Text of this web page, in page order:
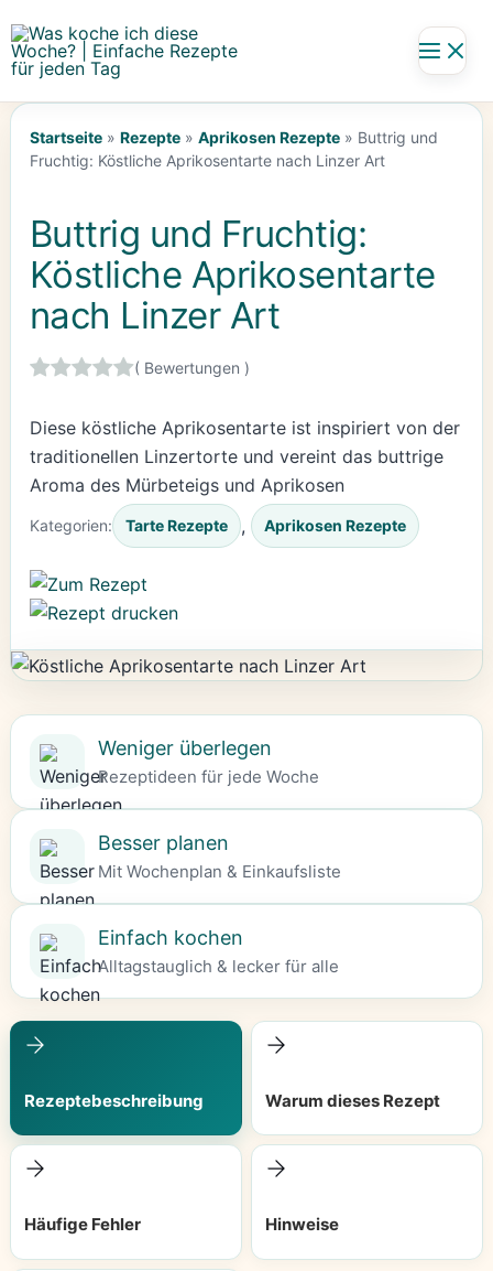
Inhalt
springen
Startseite» Rezepte» Aprikosen Rezepte» Buttrig und
Fruchtig: Köstliche Aprikosentarte nach Linzer Art
Buttrig und Fruchtig:
Köstliche Aprikosentarte
nach Linzer Art
( Bewertungen )
Diese köstliche Aprikosentarte ist inspiriert von der
traditionellen Linzertorte und vereint das buttrige
Aroma des Mürbeteigs und Aprikosen
Kategorien: Tarte Rezepte , Aprikosen Rezepte
Weniger überlegen
Rezeptideen für jede Woche
Besser planen
Mit Wochenplan & Einkaufsliste
Einfach kochen
Alltagstauglich & lecker für alle
Rezeptebeschreibung Warum dieses Rezept
Häufige Fehler Hinweise